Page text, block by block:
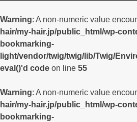
Warning: A non-numeric value
hair/my-hair.jp/public_html/wp-
bookmarking-
light/vendor/twig/twig/lib/Twig/
eval()'d code on line 55
Warning: A non-numeric value
hair/my-hair.jp/public_html/wp-
bookmarking-